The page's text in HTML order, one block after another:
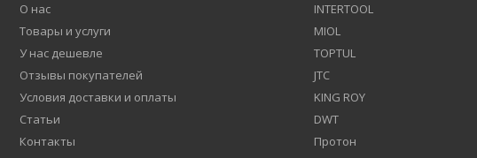
О нас
Товары и услуги
У нас дешевле
Отзывы покупателей
Условия доставки и оплаты
Статьи
Контакты
INTERTOOL
MIOL
TOPTUL
JTC
KING ROY
DWT
Протон